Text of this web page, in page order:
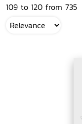
109 to 120 from 735